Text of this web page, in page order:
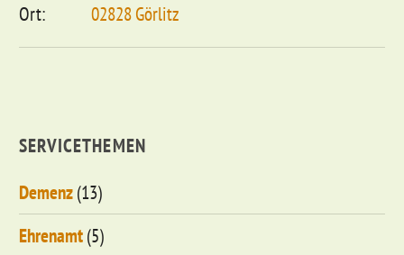
02828 Görlitz
SERVICETHEMEN
Demenz(13)
Ehrenamt(5)